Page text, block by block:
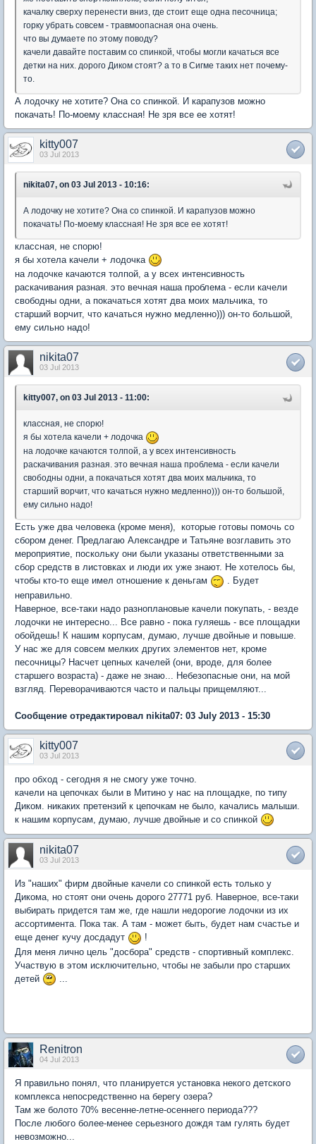
качалку сверху перенести вниз, где стоит еще одна песочница;
горку убрать совсем - травмоопасная она очень.
что вы думаете по этому поводу?
качели давайте поставим со спинкой, чтобы могли качаться все
детки на них. дорого Диком стоят? а то в Сигме таких нет почему-
то.
А лодочку не хотите? Она со спинкой. И карапузов можно
покачать! По-моему классная! Не зря все ее хотят!
kitty007
03 Jul 2013
nikita07, on 03 Jul 2013 - 10:16:
А лодочку не хотите? Она со спинкой. И карапузов можно
покачать! По-моему классная! Не зря все ее хотят!
классная, не спорю!
я бы хотела качели + лодочка
на лодочке качаются толпой, а у всех интенсивность
раскачивания разная. это вечная наша проблема - если качели
свободны одни, а покачаться хотят два моих мальчика, то
старший ворчит, что качаться нужно медленно))) он-то большой,
ему сильно надо!
nikita07
03 Jul 2013
kitty007, on 03 Jul 2013 - 11:00:
классная, не спорю!
я бы хотела качели + лодочка
на лодочке качаются толпой, а у всех интенсивность
раскачивания разная. это вечная наша проблема - если качели
свободны одни, а покачаться хотят два моих мальчика, то
старший ворчит, что качаться нужно медленно))) он-то большой,
ему сильно надо!
Есть уже два человека (кроме меня), которые готовы помочь со
сбором денег. Предлагаю Александре и Татьяне возглавить это
мероприятие, поскольку они были указаны ответственными за
сбор средств в листовках и люди их уже знают. Не хотелось бы,
чтобы кто-то еще имел отношение к деньгам
. Будет
неправильно.
Наверное, все-таки надо разноплановые качели покупать, - везде
лодочки не интересно... Все равно - пока гуляешь - все площадки
обойдешь! К нашим корпусам, думаю, лучше двойные и повыше.
У нас же для совсем мелких других элементов нет, кроме
песочницы? Насчет цепных качелей (они, вроде, для более
старшего возраста) - даже не знаю... Небезопасные они, на мой
взгляд. Переворачиваются часто и пальцы прищемляют...
Сообщение отредактировал nikita07: 03 July 2013 - 15:30
kitty007
03 Jul 2013
про обход - сегодня я не смогу уже точно.
качели на цепочках были в Митино у нас на площадке, по типу
Диком. никаких претензий к цепочкам не было, качались малыши.
к нашим корпусам, думаю, лучше двойные и со спинкой
nikita07
03 Jul 2013
Из "наших" фирм двойные качели со спинкой есть только у
Дикома, но стоят они очень дорого 27771 руб. Наверное, все-таки
выбирать придется там же, где нашли недорогие лодочки из их
ассортимента. Пока так. А там - может быть, будет нам счастье и
еще денег кучу досдадут
!
Для меня лично цель "досбора" средств - спортивный комплекс.
Участвую в этом исключительно, чтобы не забыли про старших
детей
Renitron
04 Jul 2013
Я правильно понял, что планируется установка некого детского
комплекса непосредственно на берегу озера?
Там же болото 70% весенне-летне-осеннего периода???
После любого более-менее серьезного дождя там гулять будет
невозможно...